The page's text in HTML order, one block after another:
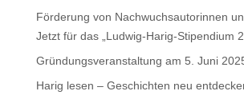
Förderung von Nachwuchsautorinnen
Jetzt für das „Ludwig-Harig-Stipendium
Gründungsveranstaltung am 5. Juni
Harig lesen – Geschichten neu